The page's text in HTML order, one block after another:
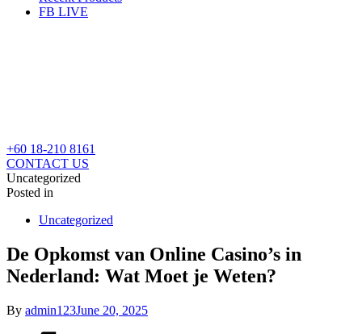
FB LIVE
+60 18-210 8161
CONTACT US
Uncategorized
Posted in
Uncategorized
De Opkomst van Online Casino’s in
Nederland: Wat Moet je Weten?
By admin123June 20, 2025